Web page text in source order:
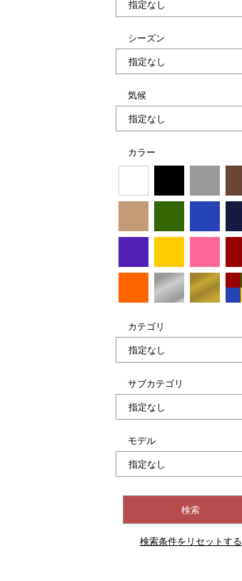
シーズン
気候
カラー
カテゴリ
サブカテゴリ
モデル
検索条件をリセットする